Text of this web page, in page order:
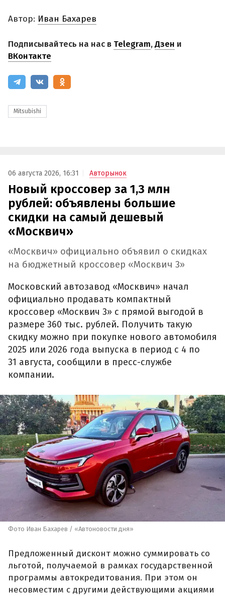
Автор: Иван Бахарев
Подписывайтесь на нас в Telegram,Дзен и
ВКонтакте
Mitsubishi
06 августа 2026, 16:31 Авторынок
Новый кроссовер за 1,3 млн
рублей: объявлены большие
скидки на самый дешевый
«Москвич»
«Москвич» официально объявил о скидках
на бюджетный кроссовер «Москвич 3»
Московский автозавод «Москвич» начал
официально продавать компактный
кроссовер «Москвич 3» с прямой выгодой в
размере 360 тыс. рублей. Получить такую
скидку можно при покупке нового автомобиля
2025 или 2026 года выпуска в период с 4 по
31 августа, сообщили в пресс-службе
компании.
Фото Иван Бахарев / «Автоновости дня»
Предложенный дисконт можно суммировать со
льготой, получаемой в рамках государственной
программы автокредитования. При этом он
несовместим с другими действующими акциями